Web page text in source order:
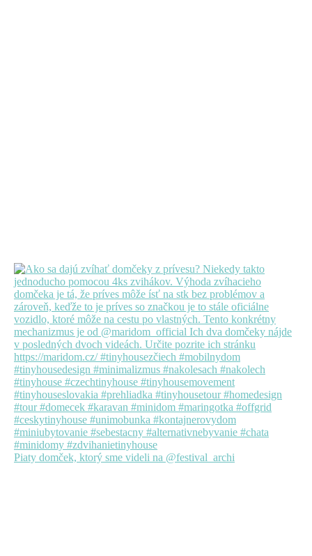
Piaty domček, ktorý sme videli na @festival_archi